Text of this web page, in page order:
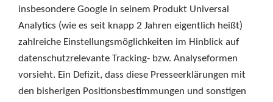
insbesondere Google in seinem Produkt Universal
Analytics (wie es seit knapp 2 Jahren eigentlich heißt)
zahlreiche Einstellungsmöglichkeiten im Hinblick auf
datenschutzrelevante Tracking- bzw. Analyseformen
vorsieht. Ein Defizit, dass diese Presseerklärungen mit
den bisherigen Positionsbestimmungen und sonstigen